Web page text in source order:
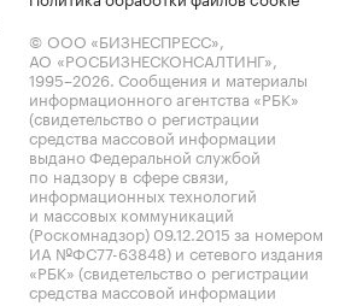
© ООО «БИЗНЕСПРЕСС»,
АО «РОСБИЗНЕСКОНСАЛТИНГ»,
1995–2026. Сообщения и материалы
информационного агентства «РБК»
(свидетельство о регистрации
средства массовой информации
выдано Федеральной службой
по надзору в сфере связи,
информационных технологий
и массовых коммуникаций
(Роскомнадзор) 09.12.2015 за номером
ИА №ФС77-63848) и сетевого издания
«РБК» (свидетельство о регистрации
средства массовой информации